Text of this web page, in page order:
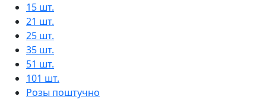
15 шт.
21 шт.
25 шт.
35 шт.
51 шт.
101 шт.
Розы поштучно